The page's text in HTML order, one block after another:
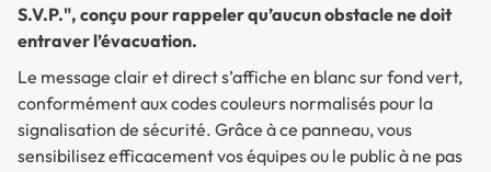
S.V.P.", conçu pour rappeler qu’aucun obstacle ne doit
entraver l’évacuation.
Le message clair et direct s’affiche en blanc sur fond vert,
conformément aux codes couleurs normalisés pour la
signalisation de sécurité. Grâce à ce panneau, vous
sensibilisez efficacement vos équipes ou le public à ne pas